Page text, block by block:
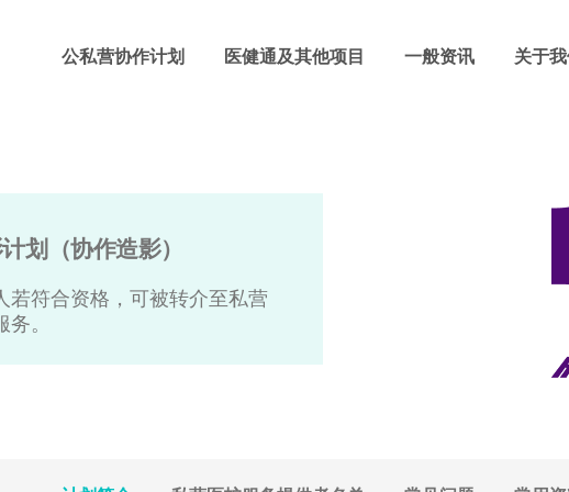
公私营协作计划 医健通及其他项目 一般资讯 关于
划（协作造影）
若符合资格，可被转介至私营
。